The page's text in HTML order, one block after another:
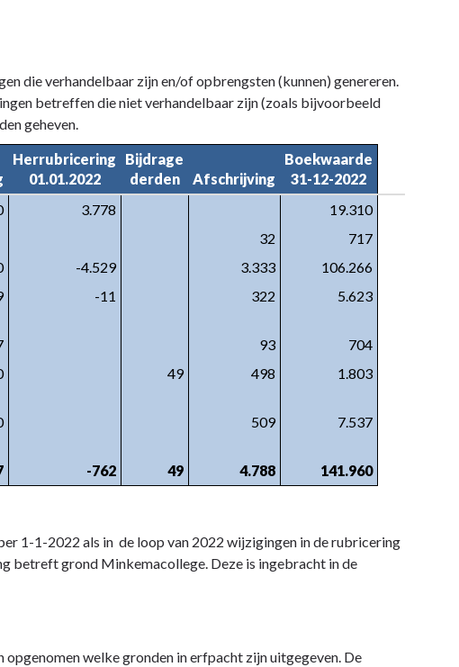
die verhandelbaar zijn en/of opbrengsten (kunnen) genereren.
betreffen die niet verhandelbaar zijn (zoals bijvoorbeeld
geheven.
Herrubricering
01.01.2022
Bijdrage
derden
Afschrijving
Boekwaarde
31-12-2022
3.778
19.310
32
717
-4.529 3.333
106.266
-11 322 5.623
93
704
49 498 1.803
509 7.537
-762 49 4.788 141.960
1-1-2022 als in de loop van 2022 wijzigingen in de rubricering
betreft grond Minkemacollege. Deze is ingebracht in de
welke gronden in erfpacht zijn uitgegeven. De